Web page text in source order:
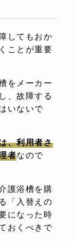
してもおか
ことが重要
をメーカー
、故障する
いないで
、利用者さ
者なので
護浴槽を購
「入替えの
になった時
おくべきで